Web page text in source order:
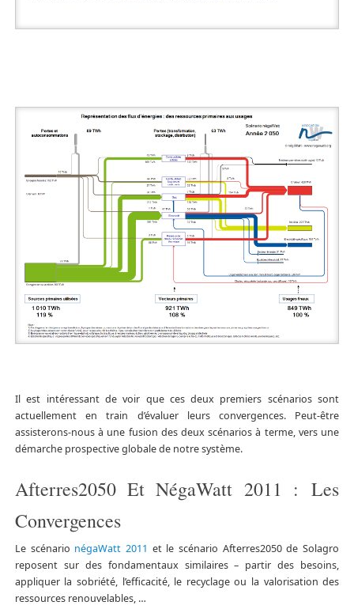
Il est intéressant de voir que ces deux premiers scénarios sont
actuellement en train d’évaluer leurs convergences. Peut-être
assisterons-nous à une fusion des deux scénarios à terme, vers une
démarche prospective globale de notre système.
Afterres2050 Et NégaWatt 2011 : Les
Convergences
Le scénario négaWatt 2011 et le scénario Afterres2050 de Solagro
reposent sur des fondamentaux similaires – partir des besoins,
appliquer la sobriété, l’efficacité, le recyclage ou la valorisation des
ressources renouvelables, …